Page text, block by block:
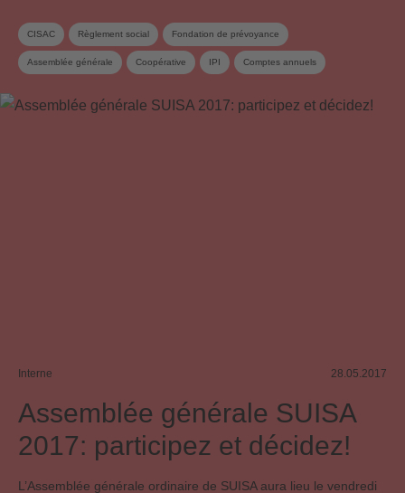
CISAC Règlement social Fondation de prévoyance
Assemblée générale Coopérative IPI Comptes annuels
Interne 28.05.2017
Assemblée générale SUISA
2017: participez et décidez!
L’Assemblée générale ordinaire de SUISA aura lieu le vendredi